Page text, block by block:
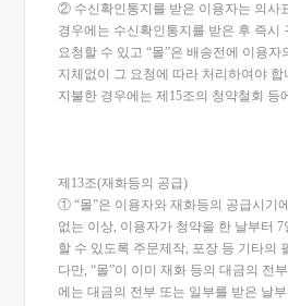
② 수신확인통지를 받은 이용자는 의사
경우에는 수신확인통지를 받은 후 즉시
요청할 수 있고 “몰”은 배송전에 이용
지체없이 그 요청에 따라 처리하여야
지불한 경우에는 제15조의 청약철회 등
제13조(재화등의 공급)
① “몰”은 이용자와 재화등의 공급시기
없는 이상, 이용자가 청약을 한 날부터
할 수 있도록 주문제작, 포장 등 기타의
다만, “몰”이 이미 재화 등의 대금의 전
에는 대금의 전부 또는 일부를 받은 날